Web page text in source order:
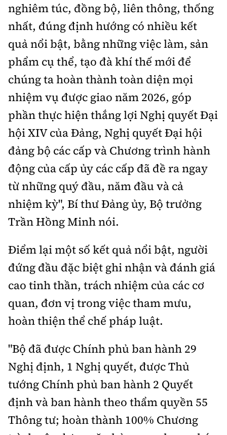
nghiêm túc, đồng bộ, liên thông, thống
nhất, đúng định hướng có nhiều kết
quả nổi bật, bằng những việc làm, sản
phẩm cụ thể, tạo đà khí thế mới để
chúng ta hoàn thành toàn diện mọi
nhiệm vụ được giao năm 2026, góp
phần thực hiện thắng lợi Nghị quyết Đại
hội XIV của Đảng, Nghị quyết Đại hội
đảng bộ các cấp và Chương trình hành
động của cấp ủy các cấp đã đề ra ngay
từ những quý đầu, năm đầu và cả
nhiệm kỳ", Bí thư Đảng ủy, Bộ trưởng
Trần Hồng Minh nói.
Điểm lại một số kết quả nổi bật, người
đứng đầu đặc biệt ghi nhận và đánh giá
cao tinh thần, trách nhiệm của các cơ
quan, đơn vị trong việc tham mưu,
hoàn thiện thể chế pháp luật.
"Bộ đã được Chính phủ ban hành 29
Nghị định, 1 Nghị quyết, được Thủ
tướng Chính phủ ban hành 2 Quyết
định và ban hành theo thẩm quyền 55
Thông tư; hoàn thành 100% Chương